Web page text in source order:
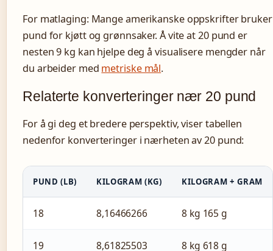
For matlaging: Mange amerikanske oppskrifter bruker
pund for kjøtt og grønnsaker. Å vite at 20 pund er
nesten 9 kg kan hjelpe deg å visualisere mengder når
du arbeider med metriske mål.
Relaterte konverteringer nær 20 pund
For å gi deg et bredere perspektiv, viser tabellen
nedenfor konverteringer i nærheten av 20 pund:
PUND (LB) KILOGRAM (KG) KILOGRAM + GRAM
18 8,16466266 8 kg 165 g
19 8,61825503 8 kg 618 g